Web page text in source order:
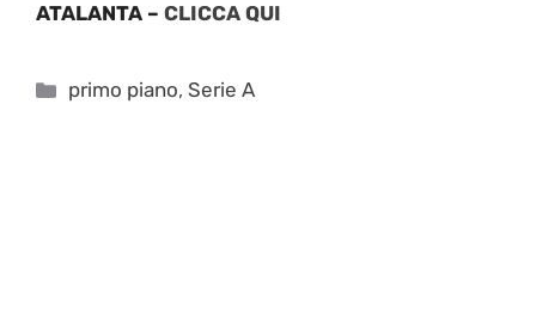
ATALANTA – CLICCA QUI
Categorie
primo piano,Serie A